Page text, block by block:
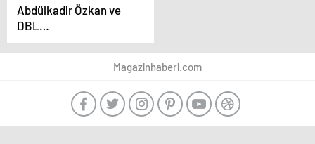
Abdülkadir Özkan ve
DBL
Entertainment’tan
Dezenformasyon
Kampanyasına KarşıMagazinhaberi.com